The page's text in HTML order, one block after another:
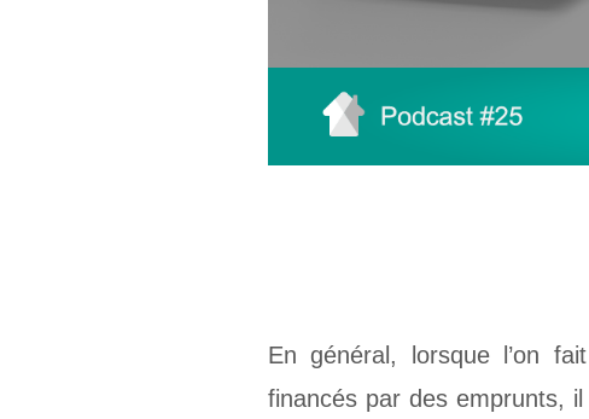
En général, lorsque l’on fait
financés par des emprunts,